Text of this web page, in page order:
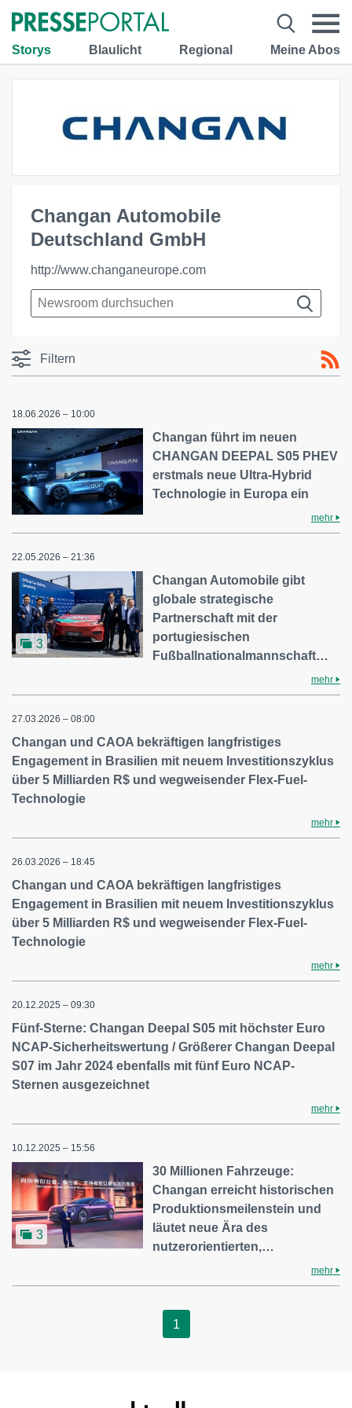
Storys Blaulicht Regional Meine Abos
Changan Automobile
Deutschland GmbH
http://www.changaneurope.com
Filtern
18.06.2026 – 10:00
Changan führt im neuen
CHANGAN DEEPAL S05 PHEV
erstmals neue Ultra-Hybrid
Technologie in Europa ein
mehr
22.05.2026 – 21:36
3
Changan Automobile gibt
globale strategische
Partnerschaft mit der
portugiesischen
Fußballnationalmannschaft…
mehr
27.03.2026 – 08:00
Changan und CAOA bekräftigen langfristiges
Engagement in Brasilien mit neuem Investitionszyklus
über 5 Milliarden R$ und wegweisender Flex-Fuel-
Technologie
mehr
26.03.2026 – 18:45
Changan und CAOA bekräftigen langfristiges
Engagement in Brasilien mit neuem Investitionszyklus
über 5 Milliarden R$ und wegweisender Flex-Fuel-
Technologie
mehr
20.12.2025 – 09:30
Fünf-Sterne: Changan Deepal S05 mit höchster Euro
NCAP-Sicherheitswertung / Größerer Changan Deepal
S07 im Jahr 2024 ebenfalls mit fünf Euro NCAP-
Sternen ausgezeichnet
mehr
10.12.2025 – 15:56
3
30 Millionen Fahrzeuge:
Changan erreicht historischen
Produktionsmeilenstein und
läutet neue Ära des
nutzerorientierten,…
mehr
1